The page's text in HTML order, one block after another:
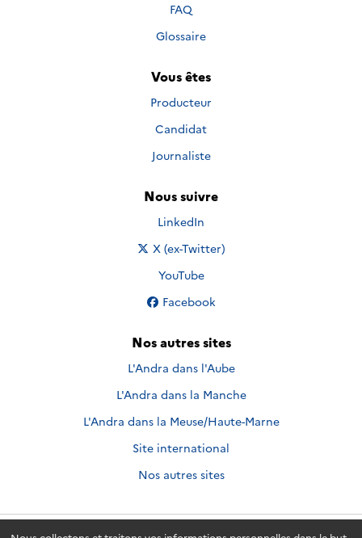
FAQ
Glossaire
Vous êtes
Producteur
Candidat
Journaliste
Nous suivre
Nous suivre sur
LinkedIn
Nous suivre sur
X (ex-Twitter)
Nous suivre sur
YouTube
Nous suivre sur
Facebook
Nos autres sites
L'Andra dans l'Aube
L'Andra dans la Manche
L'Andra dans la Meuse/Haute-Marne
Site international
Nos autres sites